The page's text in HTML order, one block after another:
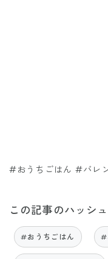
#おうちごはん #バレ
この記事のハッシ
#おうちごはん #